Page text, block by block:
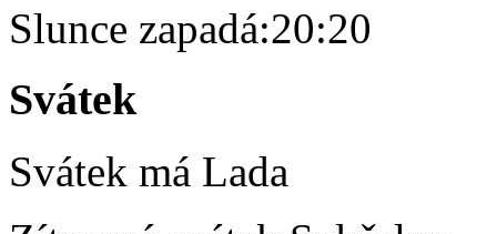
Slunce zapadá:20:20
Svátek
Svátek má Lada